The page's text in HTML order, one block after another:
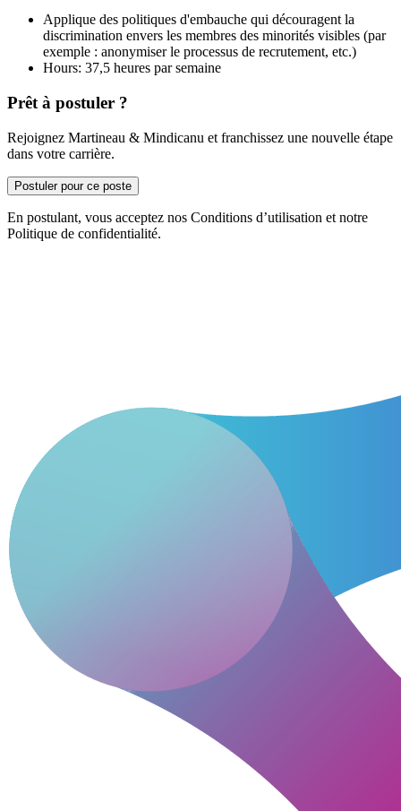
Applique des politiques d'embauche qui découragent la
discrimination envers les membres des minorités visibles (par
exemple : anonymiser le processus de recrutement, etc.)
Hours: 37,5 heures par semaine
Prêt à postuler ?
Rejoignez Martineau & Mindicanu et franchissez une nouvelle étape
dans votre carrière.
Postuler pour ce poste
En postulant, vous acceptez nos Conditions d’utilisation et notre
Politique de confidentialité.